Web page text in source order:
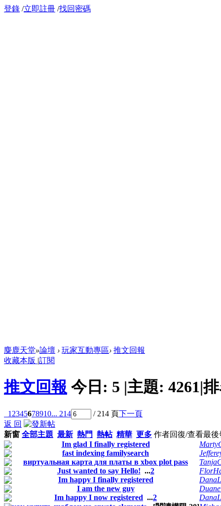
登錄 /立即註冊 /找回密碼
麋鹿天堂»論壇 › 玩家互動專區› 推文回報
收藏本版 |訂閱
推文回報 今日: 5 |主題: 4261|
1 2345678910... 214 / 214 頁下一頁
返 回
新窗 全部主題 最新 熱門 熱帖 精華 更多 作者回復/查看最後
Im glad I finally registered
fast indexing familysearch
виртуальная карта для платы в xbox plot pass
Just wanted to say Hello! ...2
Im happy I finally registered
I am the new guy
Im happy I now registered ...2